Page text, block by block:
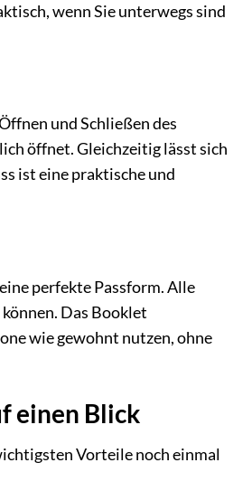
wenn Sie unterwegs sind
und Schließen des
öffnet. Gleichzeitig lässt sich
ist eine praktische und
perfekte Passform. Alle
Das Booklet
wie gewohnt nutzen, ohne
einen Blick
Vorteile noch einmal